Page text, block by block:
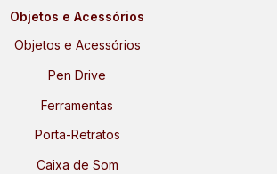
Objetos e Acessórios
Objetos e Acessórios
Pen Drive
Ferramentas
Porta-Retratos
Caixa de Som